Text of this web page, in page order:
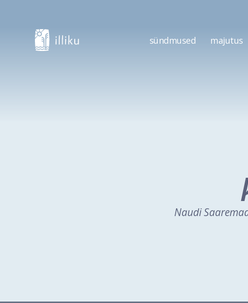
sündmused majutus
Naudi